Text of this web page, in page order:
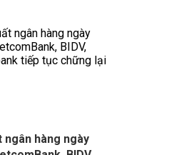
ngân hàng ngày